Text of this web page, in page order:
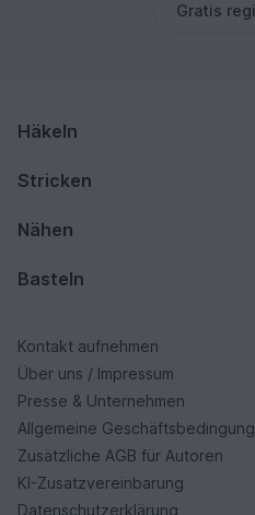
Gratis
Häkeln
Stricken
Nähen
Basteln
Kontakt aufnehmen
Über uns / Impressum
Presse & Unternehmen
Allgemeine
Zusätzliche AGB für Autoren
KI-Zusatzvereinbarung
Datenschutzerklärung